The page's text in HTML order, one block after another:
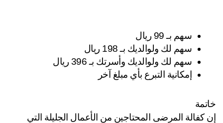
سهم بـ 99 ريال
سهم لك ولوالديك بـ 198 ريال
سهم لك ولوالديك وأسرتك بـ 396 ريال
إمكانية التبرع بأي مبلغ آخر
إن كفالة المرضى المحتاجين من الأعمال الجليلة التي